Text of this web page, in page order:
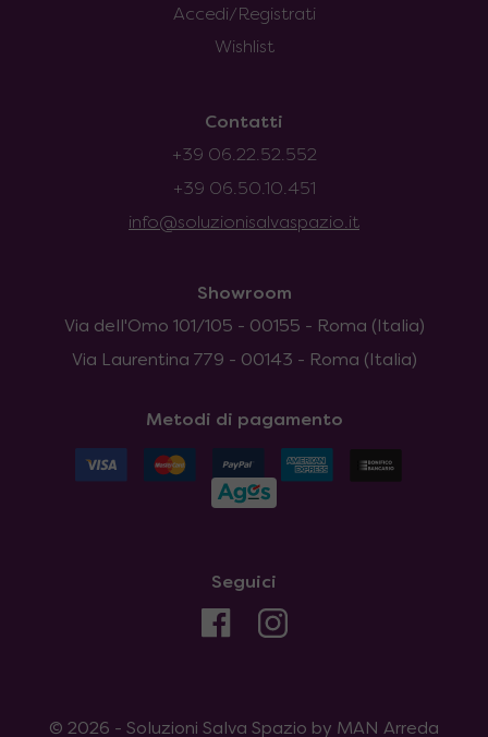
Accedi/Registrati
Wishlist
Contatti
+39 06.22.52.552
+39 06.50.10.451
info@soluzionisalvaspazio.it
Showroom
Via dell'Omo 101/105 - 00155 - Roma (Italia)
Via Laurentina 779 - 00143 - Roma (Italia)
Metodi di pagamento
Seguici
© 2026 - Soluzioni Salva Spazio by MAN Arreda